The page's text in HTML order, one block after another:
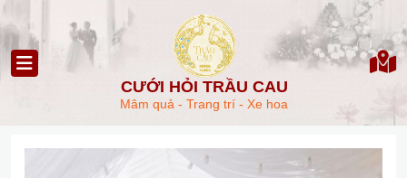
CƯỚI HỎI TRẦU CAU
Mâm quả - Trang trí - Xe hoa